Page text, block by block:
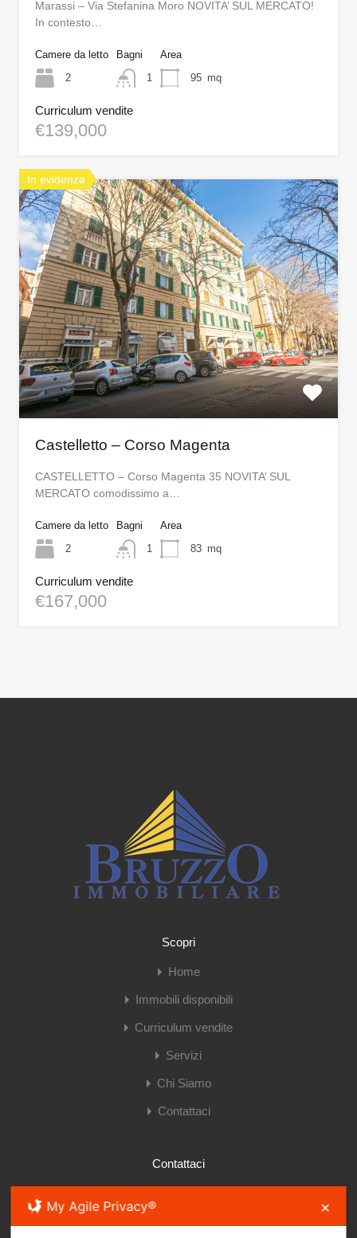
Marassi – Via Stefanina Moro NOVITA’ SUL MERCATO!
In contesto…
Camere da letto
2
Bagni
1
Area
95 mq
Curriculum vendite
€139,000
In evidenza
Castelletto – Corso Magenta
CASTELLETTO – Corso Magenta 35 NOVITA’ SUL
MERCATO comodissimo a…
Camere da letto
2
Bagni
1
Area
83 mq
Curriculum vendite
€167,000
Scopri
Home
Immobili disponibili
Curriculum vendite
Servizi
Chi Siamo
Contattaci
Contattaci
My Agile Privacy® ✕